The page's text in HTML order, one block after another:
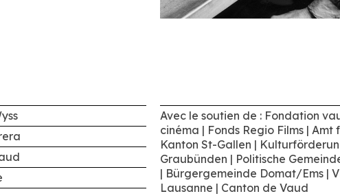
Avec le soutien de : Fondation
cinéma | Fonds Regio Films | Amt
Kanton St-Gallen |
Graubünden | Politische
| Bürgergemeinde Domat/Ems |
Lausanne | Canton de Vaud